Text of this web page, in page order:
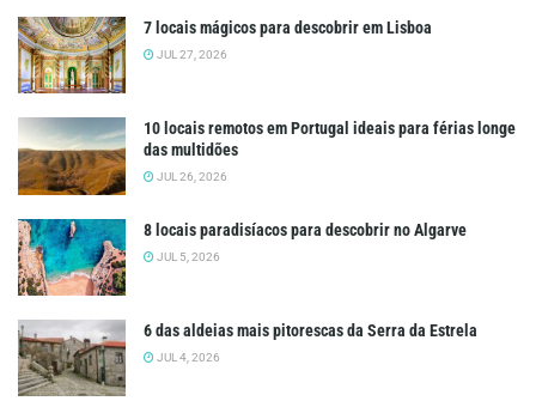
7 locais mágicos para descobrir em Lisboa
JUL 27, 2026
10 locais remotos em Portugal ideais para férias longe
das multidões
JUL 26, 2026
8 locais paradisíacos para descobrir no Algarve
JUL 5, 2026
6 das aldeias mais pitorescas da Serra da Estrela
JUL 4, 2026